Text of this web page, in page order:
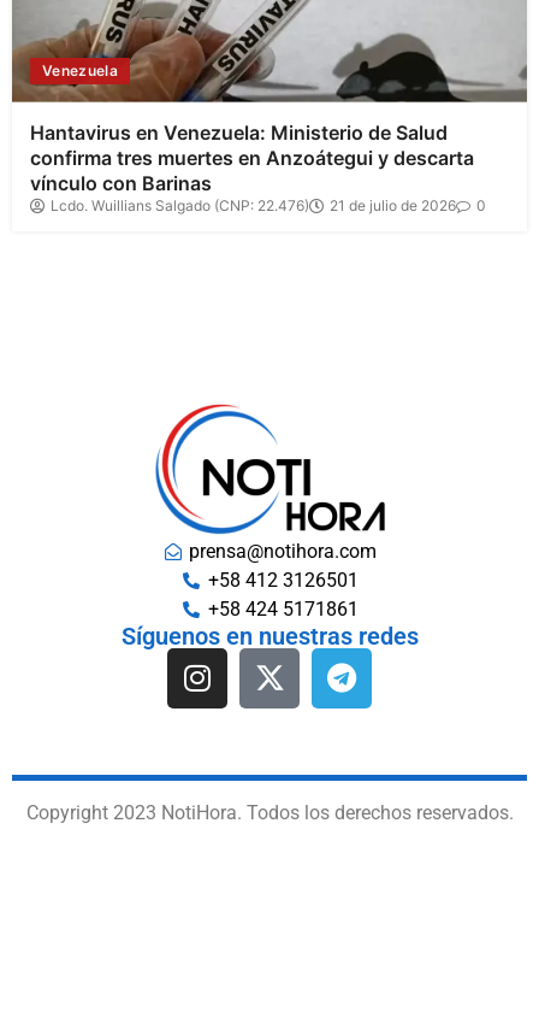
Venezuela
Hantavirus en Venezuela: Ministerio de Salud
confirma tres muertes en Anzoátegui y descarta
vínculo con Barinas
Lcdo. Wuillians Salgado (CNP: 22.476) 21 de julio de 2026 0
prensa@notihora.com
+58 412 3126501
+58 424 5171861
Síguenos en nuestras redes
Copyright 2023 NotiHora. Todos los derechos reservados.